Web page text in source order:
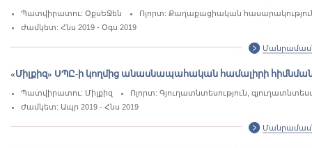
Պատվիրատու: ՕքսԵՋեն
Ոլորտ: Քաղաքացիական
Ժամկետ: Հնս 2019 - Օգս 2019
«Միլքիզ» ՍՊԸ-ի կողմից անասնապահական համալիրի
Պատվիրատու: Միլքիզ
Ոլորտ: Գյուղատնտեսություն,
Ժամկետ: Ապր 2019 - Հնս 2019